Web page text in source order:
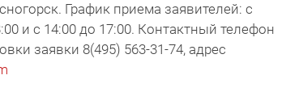
График приема заявителей: с
и с 14:00 до 17:00. Контактный телефон
заявки 8(495) 563-31-74, адрес